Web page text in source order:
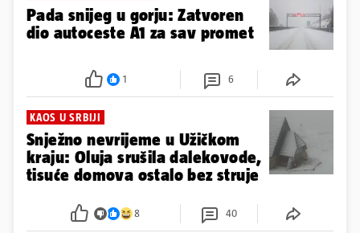
Pada snijeg u gorju: Zatvoren
dio autoceste A1 za sav promet
1 6
KAOS U SRBIJI
Snježno nevrijeme u Užičkom
kraju: Oluja srušila dalekovode,
tisuće domova ostalo bez struje
8 40